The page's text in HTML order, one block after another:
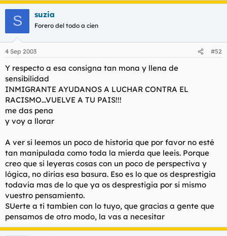
S suzia
Forero del todo a cien
4 Sep 2003 #52
Y respecto a esa consigna tan mona y llena de
sensibilidad
INMIGRANTE AYUDANOS A LUCHAR CONTRA EL
RACISMO...VUELVE A TU PAIS!!!
me das pena
y voy a llorar
A ver si leemos un poco de historia que por favor no esté
tan manipulada como toda la mierda que leeis. Porque
creo que si leyeras cosas con un poco de perspectiva y
lógica, no dirias esa basura. Eso es lo que os desprestigia
todavia mas de lo que ya os desprestigia por si mismo
vuestro pensamiento.
SUerte a ti tambien con lo tuyo, que gracias a gente que
pensamos de otro modo, la vas a necesitar